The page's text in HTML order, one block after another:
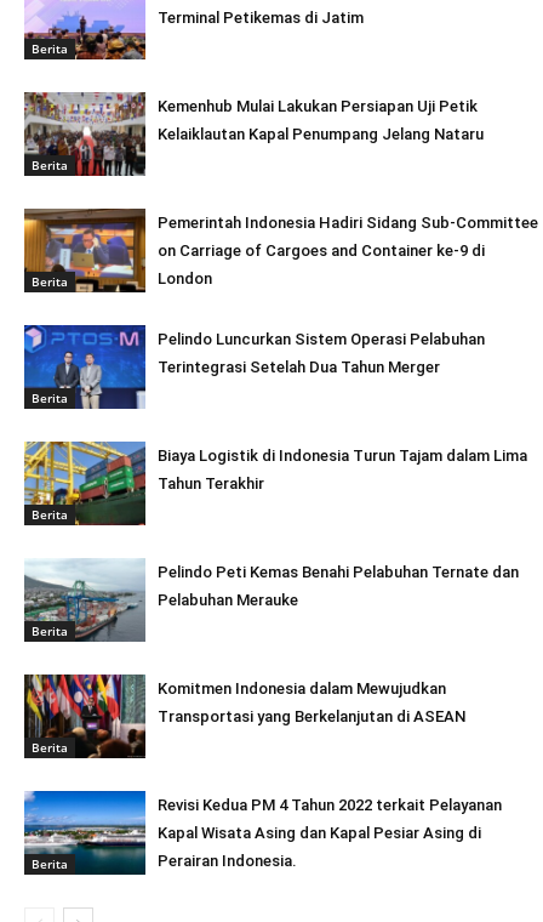
Berita
Terminal Petikemas di Jatim
Berita
Kemenhub Mulai Lakukan Persiapan Uji Petik
Kelaiklautan Kapal Penumpang Jelang Nataru
Berita
Pemerintah Indonesia Hadiri Sidang Sub-Committee
on Carriage of Cargoes and Container ke-9 di
London
Berita
Pelindo Luncurkan Sistem Operasi Pelabuhan
Terintegrasi Setelah Dua Tahun Merger
Berita
Biaya Logistik di Indonesia Turun Tajam dalam Lima
Tahun Terakhir
Berita
Pelindo Peti Kemas Benahi Pelabuhan Ternate dan
Pelabuhan Merauke
Berita
Komitmen Indonesia dalam Mewujudkan
Transportasi yang Berkelanjutan di ASEAN
Berita
Revisi Kedua PM 4 Tahun 2022 terkait Pelayanan
Kapal Wisata Asing dan Kapal Pesiar Asing di
Perairan Indonesia.